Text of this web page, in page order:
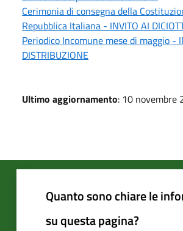
Cerimonia di consegna della
Repubblica Italiana - INVITO AI
Periodico Incomune mese di maggio -
DISTRIBUZIONE
Ultimo aggiornamento: 10 novembre
Quanto sono chiare le
su questa pagina?